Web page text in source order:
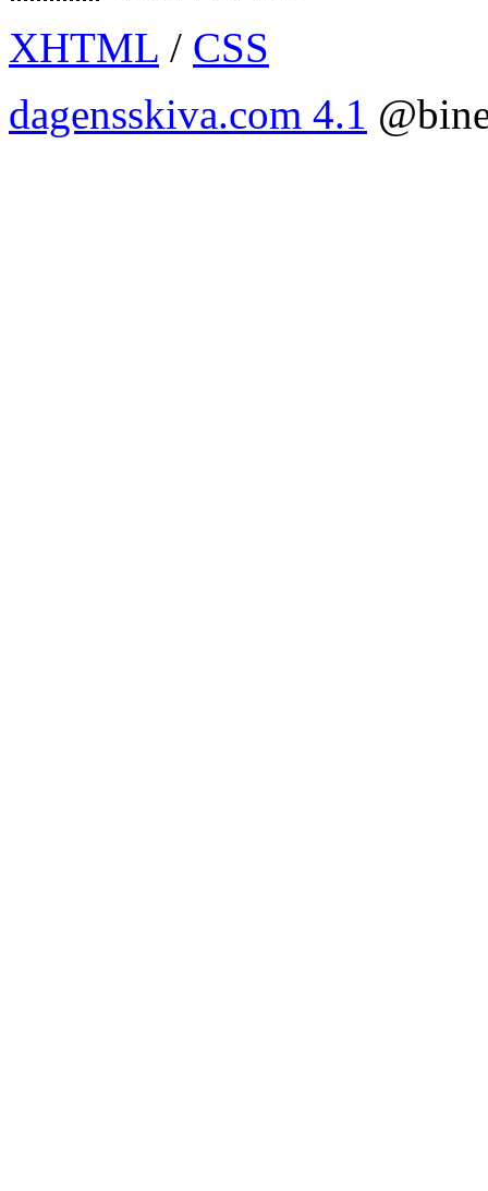
XHTML / CSS
dagensskiva.com 4.1